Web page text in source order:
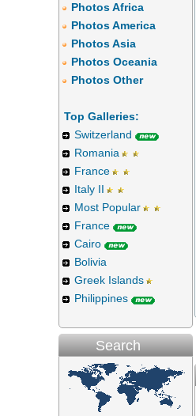
Photos Africa
Photos America
Photos Asia
Photos Oceania
Photos Other
Top Galleries:
Switzerland
Romania
France
Italy II
Most Popular
France
Cairo
Bolivia
Greek Islands
Philippines
Search